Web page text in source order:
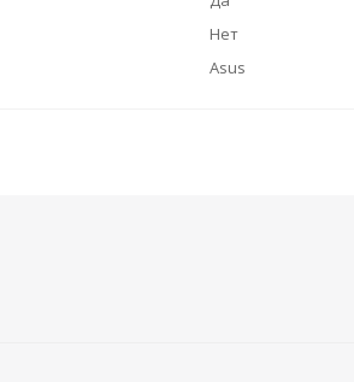
Нет
Asus